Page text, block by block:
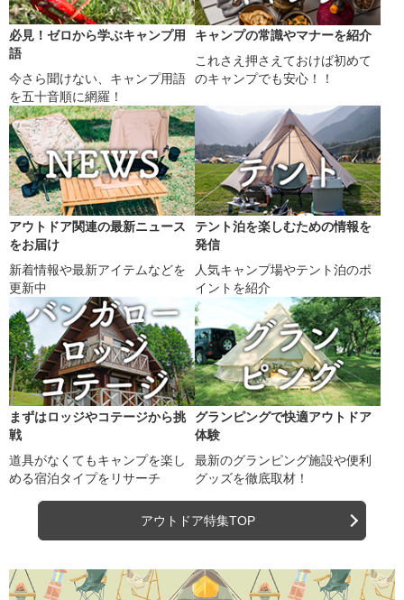
必見！ゼロから学ぶキャンプ用
語
今さら聞けない、キャンプ用語
を五十音順に網羅！
キャンプの常識やマナーを紹介
これさえ押さえておけば初めて
のキャンプでも安心！！
アウトドア関連の最新ニュース
をお届け
新着情報や最新アイテムなどを
更新中
テント泊を楽しむための情報を
発信
人気キャンプ場やテント泊のポ
イントを紹介
まずはロッジやコテージから挑
戦
道具がなくてもキャンプを楽し
める宿泊タイプをリサーチ
グランピングで快適アウトドア
体験
最新のグランピング施設や便利
グッズを徹底取材！
アウトドア特集TOP